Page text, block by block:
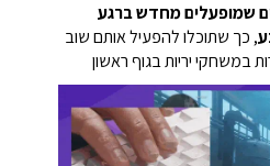
שמופעלים מחדש ברגע
, כך שתוכלו להפעיל אותם שוב
במשחקי יריות בגוף ראשון